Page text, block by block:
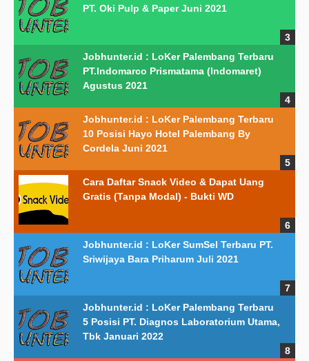
PT. Oki Pulp & Paper Juni 2021
Jobhunter.id : LoKer Palembang Terbaru
PT.Indomarco Prismatama (Indomaret)
Agustus 2021
Jobhunter.id : LoKer Palembang Terbaru
10 Posisi Hayo Hotel Palembang By
Cordela Juni 2021
Cara Daftar Snack Video & Dapat Uang
Gratis (Tanpa Modal) - Bukti WD
Jobhunter.id : LoKer SumSel Terbaru PT.
Sriwijaya Bara Priharum Juli 2021
Jobhunter.id : LoKer Palembang Terbaru
5 Posisi PT. Diagnos Laboratorium Utama,
Tbk Januari 2022